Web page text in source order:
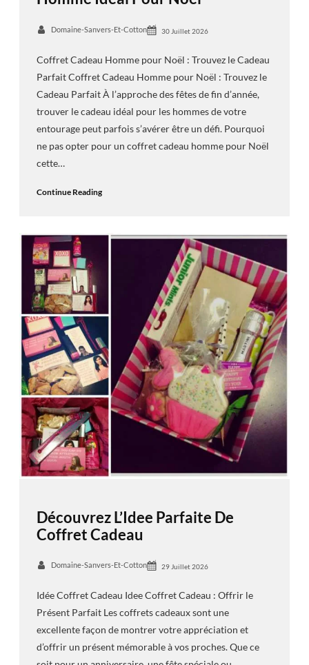
Domaine-Sanvers-Et-Cotton 30 Juillet 2026
Coffret Cadeau Homme pour Noël : Trouvez le Cadeau
Parfait Coffret Cadeau Homme pour Noël : Trouvez le
Cadeau Parfait À l’approche des fêtes de fin d’année,
trouver le cadeau idéal pour les hommes de votre
entourage peut parfois s’avérer être un défi. Pourquoi
ne pas opter pour un coffret cadeau homme pour Noël
cette…
Continue Reading
Découvrez L’Idee Parfaite De
Coffret Cadeau
Domaine-Sanvers-Et-Cotton 29 Juillet 2026
Idée Coffret Cadeau Idee Coffret Cadeau : Offrir le
Présent Parfait Les coffrets cadeaux sont une
excellente façon de montrer votre appréciation et
d’offrir un présent mémorable à vos proches. Que ce